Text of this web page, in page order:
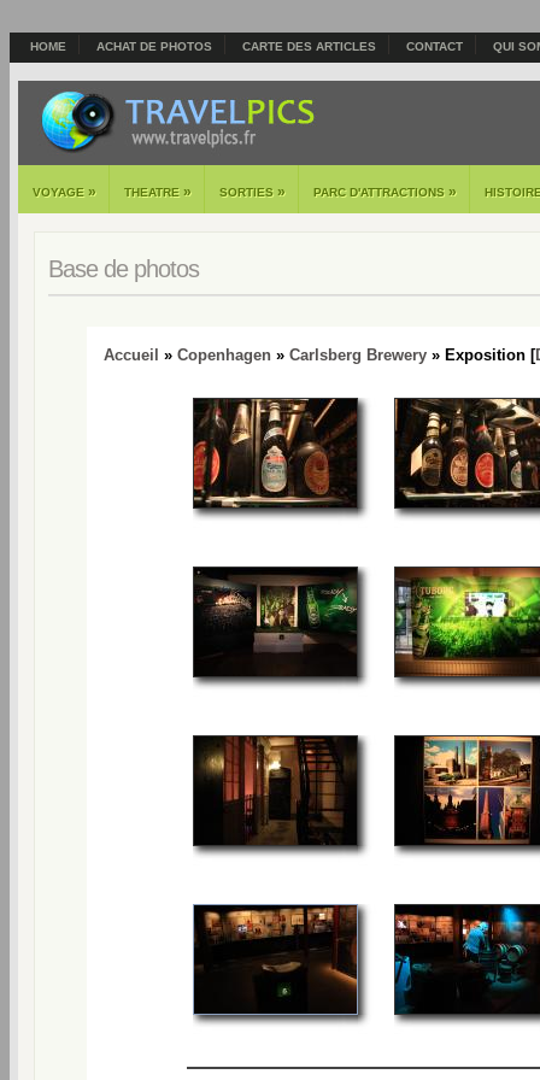
HOME ACHAT DE PHOTOS CARTE DES ARTICLES CONTACT QUI
VOYAGE » THEATRE » SORTIES » PARC D'ATTRACTIONS »
Base de photos
Accueil » Copenhagen » Carlsberg Brewery » Exposition [